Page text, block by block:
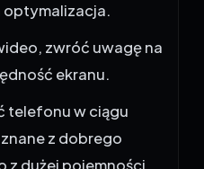
optymalizacja.
zwróć uwagę na
ekranu.
telefonu w ciągu
z dobrego
z dużej pojemności